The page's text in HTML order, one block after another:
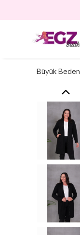
Büyük Beden